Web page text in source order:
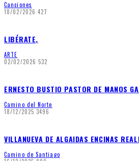
Canciones
18/02/2026 427
LIBÉRATE,
ARTE
02/02/2026 532
ERNESTO BUSTIO PASTOR DE MANOS
Camino del Norte
18/12/2025 3496
VILLANUEVA DE ALGAIDAS ENCINAS
Camino de Santiago